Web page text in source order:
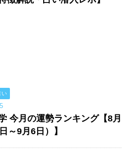
い
今月の運勢ランキング【8月
～9月6日）】